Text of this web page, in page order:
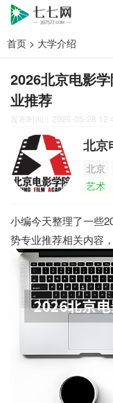
首页 > 大学介绍
2026北京电影
业推荐
发布时间：2026-05-28
北京
北京
艺术
小编今天整理了一些
势专业推荐相关内容